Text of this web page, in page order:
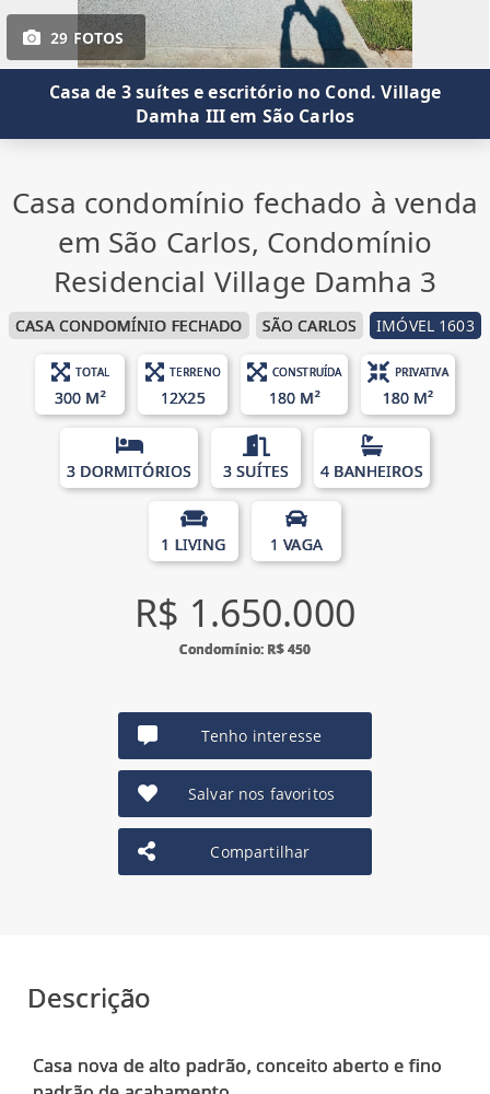
29 FOTOS
Casa de 3 suítes e escritório no Cond. Village
Damha III em São Carlos
Casa condomínio fechado à venda
em São Carlos, Condomínio
Residencial Village Damha 3
CASA CONDOMÍNIO FECHADO SÃO CARLOS IMÓVEL 1603
TOTAL
300 M²
TERRENO
12X25
CONSTRUÍDA
180 M²
PRIVATIVA
180 M²
3 DORMITÓRIOS 3 SUÍTES 4 BANHEIROS
1 LIVING 1 VAGA
R$ 1.650.000
Condomínio: R$ 450
Tenho interesse
Salvar nos favoritos
Compartilhar
Descrição
Casa nova de alto padrão, conceito aberto e fino